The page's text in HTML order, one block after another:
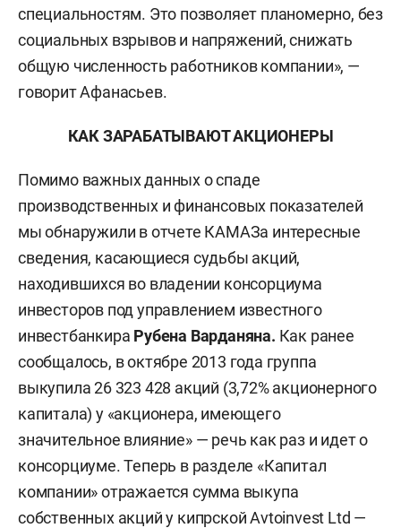
специальностям. Это позволяет планомерно, без
социальных взрывов и напряжений, снижать
общую численность работников компании», —
говорит Афанасьев.
КАК ЗАРАБАТЫВАЮТ АКЦИОНЕРЫ
Помимо важных данных о спаде
производственных и финансовых показателей
мы обнаружили в отчете КАМАЗа интересные
сведения, касающиеся судьбы акций,
находившихся во владении консорциума
инвесторов под управлением известного
инвестбанкира Рубена Варданяна. Как ранее
сообщалось, в октябре 2013 года группа
выкупила 26 323 428 акций (3,72% акционерного
капитала) у «акционера, имеющего
значительное влияние» — речь как раз и идет о
консорциуме. Теперь в разделе «Капитал
компании» отражается сумма выкупа
собственных акций у кипрской Avtoinvest Ltd —